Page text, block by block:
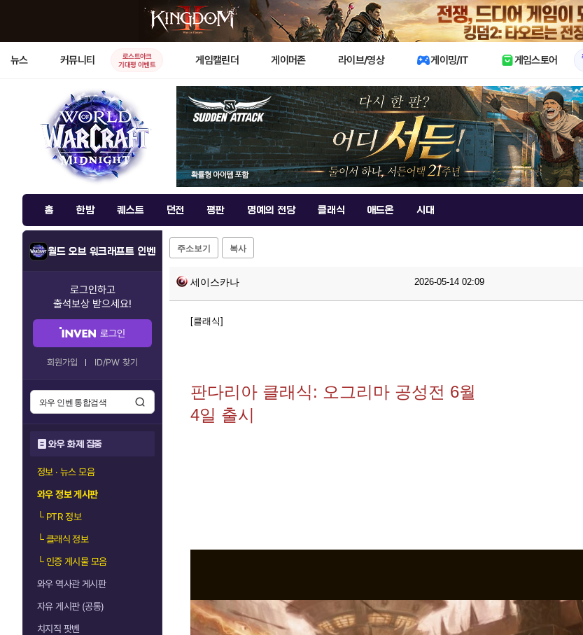
X
뉴스 커뮤니티
로스트아크
기대평 이벤트
게임캘린더 게이머존 라이브/영상 게이밍/IT 게임스토어
홈 한밤 퀘스트 던전 평판 명예의 전당 클래식 애드온 시대
월드 오브 워크래프트 인벤
로그인하고
출석보상 받으세요!
로그인
회원가입 ID/PW 찾기
와우 화제 집중
정보 · 뉴스 모음
와우 정보 게시판
└PTR 정보
└클래식 정보
└인증 게시물 모음
와우 역사관 게시판
자유 게시판 (공통)
치지직 팟벤
주소보기 복사
세이스카나 2026-05-14 02:09
[클래식]
판다리아 클래식: 오그리마 공성전 6월
4일 출시